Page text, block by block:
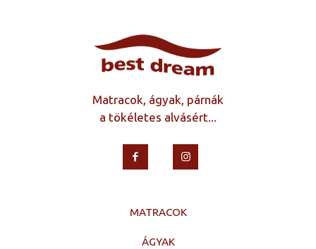
Matracok, ágyak, párnák
a tökéletes alvásért...
MATRACOK
ÁGYAK